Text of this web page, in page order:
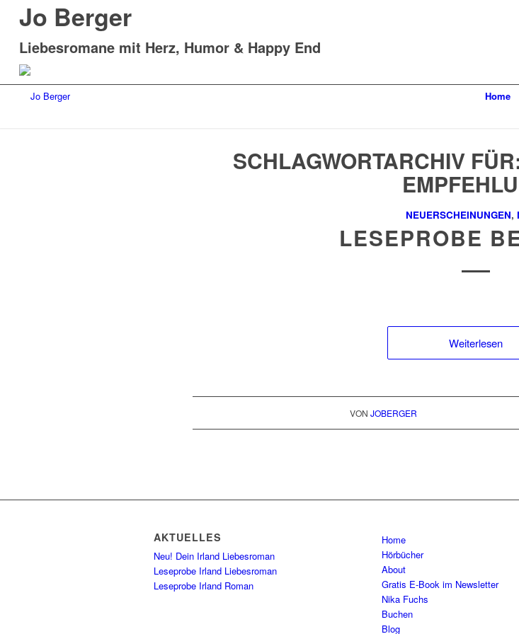
Jo Berger
Liebesromane mit Herz, Humor & Happy End
Home
SCHLAGWORTARCHIV
NEUERSCHEINUNGEN,
LESEPROBE
Weiterlesen
VON JOBERGER
AKTUELLES
Neu! Dein Irland Liebesroman
Leseprobe Irland Liebesroman
Leseprobe Irland Roman
Home
Hörbücher
About
Gratis E-Book im Newsletter
Nika Fuchs
Buchen
Blog